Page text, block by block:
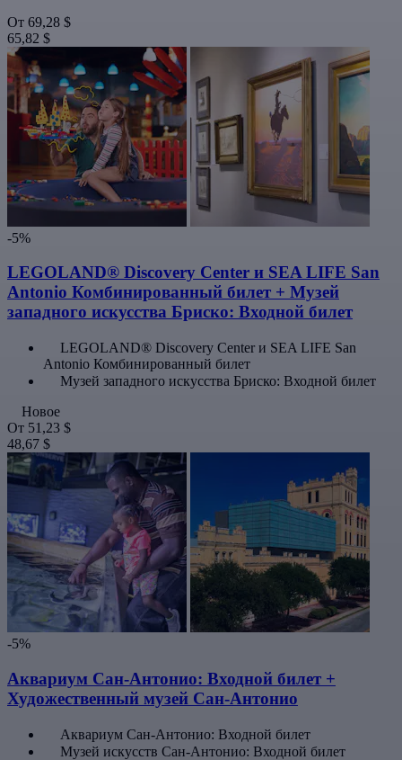
От 69,28 $
65,82 $
-5%
LEGOLAND® Discovery Center и SEA LIFE San
Antonio Комбинированный билет + Музей
западного искусства Бриско: Входной билет
LEGOLAND® Discovery Center и SEA LIFE San
Antonio Комбинированный билет
Музей западного искусства Бриско: Входной билет
Новое
От 51,23 $
48,67 $
-5%
Аквариум Сан-Антонио: Входной билет +
Художественный музей Сан-Антонио
Аквариум Сан-Антонио: Входной билет
Музей искусств Сан-Антонио: Входной билет